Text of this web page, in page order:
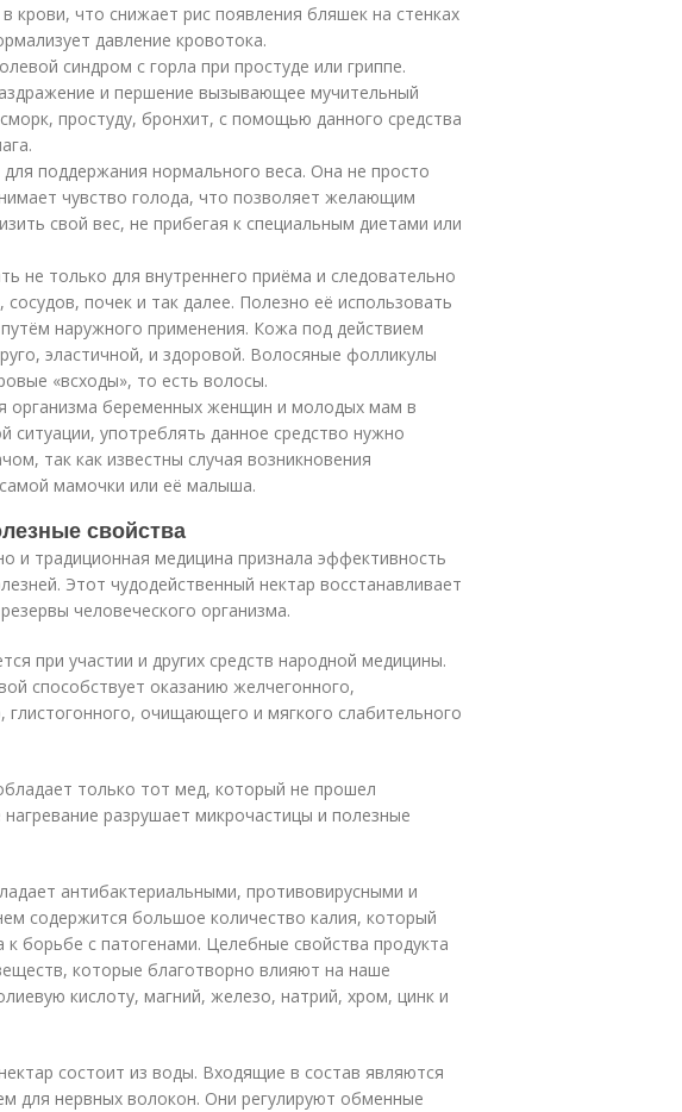
крови, что снижает рис появления бляшек на стенках
давление кровотока.
синдром с горла при простуде или гриппе.
и першение вызывающее мучительный
простуду, бронхит, с помощью данного средства
поддержания нормального веса. Она не просто
чувство голода, что позволяет желающим
свой вес, не прибегая к специальным диетами или
не только для внутреннего приёма и следовательно
почек и так далее. Полезно её использовать
наружного применения. Кожа под действием
эластичной, и здоровой. Волосяные фолликулы
«всходы», то есть волосы.
организма беременных женщин и молодых мам в
ситуации, употреблять данное средство нужно
так как известны случая возникновения
мамочки или её малыша.
свойства
и традиционная медицина признала эффективность
Этот чудодейственный нектар восстанавливает
человеческого организма.
при участии и других средств народной медицины.
способствует оказанию желчегонного,
глистогонного, очищающего и мягкого слабительного
только тот мед, который не прошел
разрушает микрочастицы и полезные
антибактериальными, противовирусными и
содержится большое количество калия, который
к борьбе с патогенами. Целебные свойства продукта
которые благотворно влияют на наше
кислоту, магний, железо, натрий, хром, цинк и
состоит из воды. Входящие в состав являются
для нервных волокон. Они регулируют обменные